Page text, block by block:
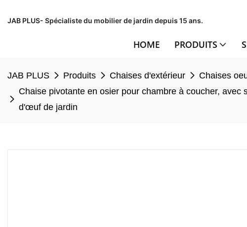
JAB PLUS- Spécialiste du mobilier de jardin depuis 15 ans.
HOME PRODUITS
JAB PLUS Produits Chaises d'extérieur
Chaises
Chaise pivotante en osier pour chambre à coucher,
d'œuf de jardin